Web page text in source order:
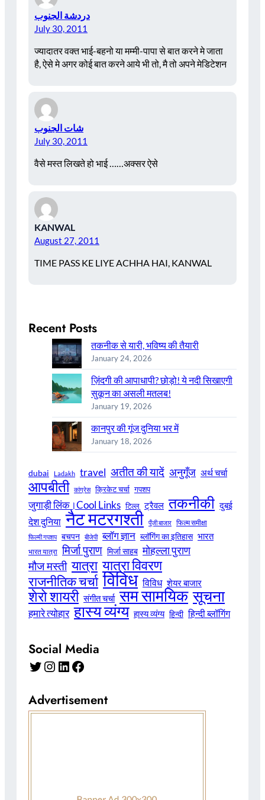
دردشة الجنوب
July 30, 2011
ज्यादातर वक्त भाई-बहनो या मम्मी-पापा से बात करने मे जाता
है, ऐसे मे अगर कोई बात करने आये भी तो, मै तो अपने मेडिटेशन
شات الجنوب
July 30, 2011
वैसे मस्त लिखते हो भाई ……अक्सर ऐसे
KANWAL
August 27, 2011
TIME PASS KE LIYE ACHHA HAI, KANWAL
Recent Posts
तकनीक से यारी, भविष्य की तैयारी
January 24, 2026
ज़िंदगी की आपाधापी? छोड़ो! ये नदी सिखाएगी
सुकून का असली मतलब!
January 19, 2026
कानपुर की गूंज दुनिया भर में
January 18, 2026
dubai Ladakh travel अतीत की यादें अनुगूँज अर्थ चर्चा
आपबीती कांग्रेस क्रिकेट चर्चा गपशप
जुगाड़ी लिंक।Cool Links टिल्लू ट्रैवल तकनीकी दुबई
देश दुनिया नैट मटरगश्ती पूँजी बाजार फिल्म समीक्षा
फिल्मी गपशप बचपन बीजेपी ब्लॉग ज्ञान ब्लॉगिंग का इतिहास भारत
भारत यात्रा मिर्जा पुराण मिर्जा साहब मोहल्ला पुराण
मौज मस्ती यात्रा यात्रा विवरण
राजनीतिक चर्चा विविध विविध शेयर बाजार
शेरो शायरी संगीत चर्चा सम सामयिक सूचना
हमारे त्योहार हास्य व्यंग्य हास्य व्यंग्य हिन्दी हिन्दी ब्लॉगिंग
Social Media
Twitter Instagram LinkedIn Facebook
Advertisement